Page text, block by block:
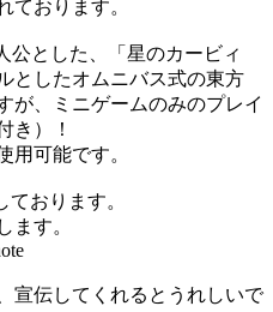
ております。
公とした、「星のカービィ
としたオムニバス式の東方
が、ミニゲームのみのプレイ
き）！
用可能です。
おります。
ます。
宣伝してくれるとうれしいで